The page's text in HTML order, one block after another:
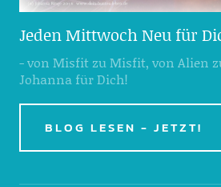
Jeden Mittwoch Neu für
- von Misfit zu Misfit, von Alien
Johanna für Dich!
BLOG LESEN - JETZT!